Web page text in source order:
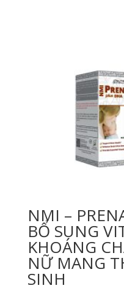
NMI –
BỔ SUNG
KHOÁNG
NỮ MANG
SINH